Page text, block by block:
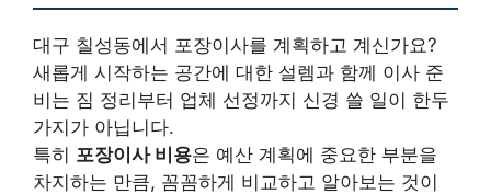
대구 칠성동에서 포장이사를 계획하고 계신가요?
새롭게 시작하는 공간에 대한 설렘과 함께 이사 준
비는 짐 정리부터 업체 선정까지 신경 쓸 일이 한두
가지가 아닙니다.
특히 포장이사 비용은 예산 계획에 중요한 부분을
차지하는 만큼, 꼼꼼하게 비교하고 알아보는 것이